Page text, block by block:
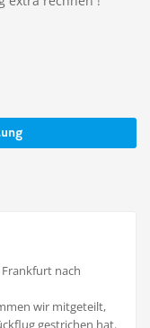
nach
wir mitgeteilt,
gestrichen hat.